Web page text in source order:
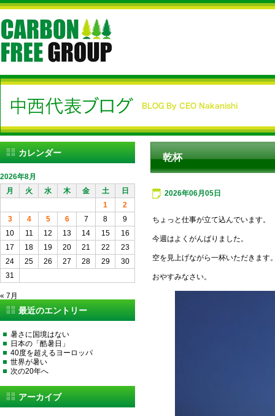
乾杯
2026年06月05日
ちょっと仕事が立て込んでいます。
今週はよくがんばりました。
空を見上げながら一杯いただきます
おやすみなさい。
カレンダー
2026年8月
月
火 水 木 金 土
日
1
2
3
4 5 6 7 8
9
10
11 12 13 14 15
16
17
18 19 20 21 22
23
24
25 26 27 28 29
30
31
« 7月
最近のエントリー
暑さに国境はない
日本の「酷暑日」
40度を超えるヨーロッパ
世界が暑い
次の20年へ
アーカイブ